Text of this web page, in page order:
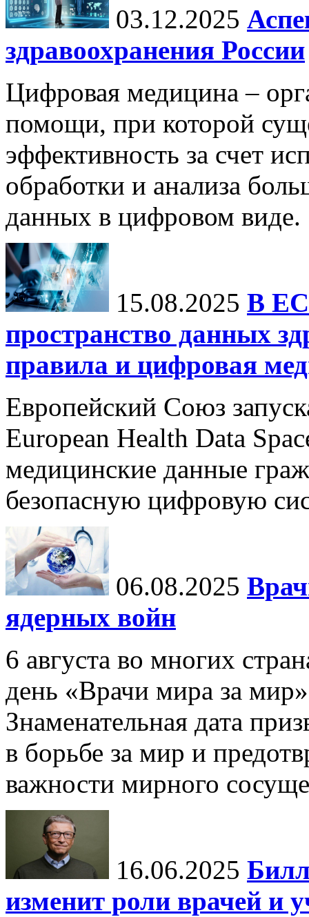
03.12.2025
здравоохранения России
Цифровая медицина –
помощи, при которой
эффективность за счет
обработки и анализа
данных в цифровом виде.
15.08.2025 В ЕС
пространство данных
правила и цифровая
Европейский Союз
European Health Data
медицинские данные
безопасную цифровую
06.08.2025
ядерных войн
6 августа во многих
день «Врачи мира за
Знаменательная дата
в борьбе за мир и
важности мирного
16.06.2025
изменит роли врачей и